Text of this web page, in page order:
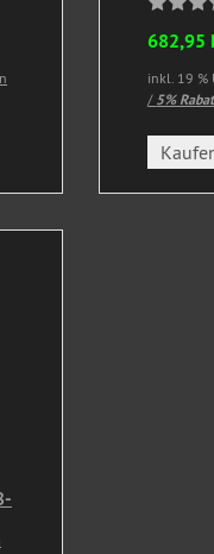
682,95
inkl. 19 %
/ 5%